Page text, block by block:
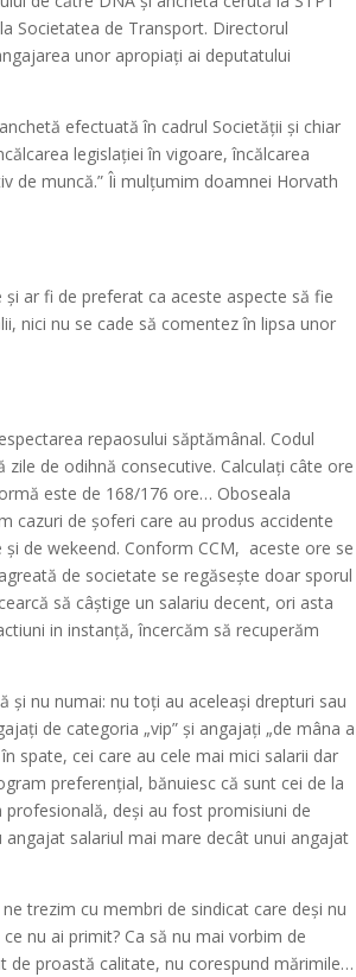
la Societatea de Transport. Directorul
unor apropiați ai deputatului
efectuată în cadrul Societății și chiar
legislației în vigoare, încălcarea
de muncă.” Îi mulțumim doamnei Horvath
ar fi de preferat ca aceste aspecte să fie
nici nu se cade să comentez în lipsa unor
repaosului săptămânal. Codul
de odihnă consecutive. Calculați câte ore
este de 168/176 ore… Oboseala
cazuri de șoferi care au produs accidente
de wekeend. Conform CCM, aceste ore se
de societate se regăsește doar sporul
să câștige un salariu decent, ori asta
in instanță, încercăm să recuperăm
și nu numai: nu toți au aceleași drepturi sau
de categoria „vip” și angajați „de mâna a
spate, cei care au cele mai mici salarii dar
preferențial, bănuiesc că sunt cei de la
deși au fost promisiuni de
salariul mai mare decât unui angajat
trezim cu membri de sindicat care deși nu
nu ai primit? Ca să nu mai vorbim de
de proastă calitate, nu corespund mărimile…